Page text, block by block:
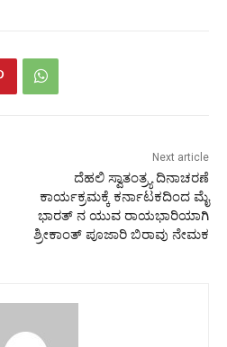
Next article
ದೆಹಲಿ ಸ್ವಾತಂತ್ರ್ಯ ದಿನಾಚರಣೆ
ಕಾರ್ಯಕ್ರಮಕ್ಕೆ ಕರ್ನಾಟಕದಿಂದ ಮೈ
ಭಾರತ್ ನ ಯುವ ರಾಯಭಾರಿಯಾಗಿ
ಶ್ರೀಕಾಂತ್ ಪೂಜಾರಿ‌ ಬಿರಾವು ನೇಮಕ